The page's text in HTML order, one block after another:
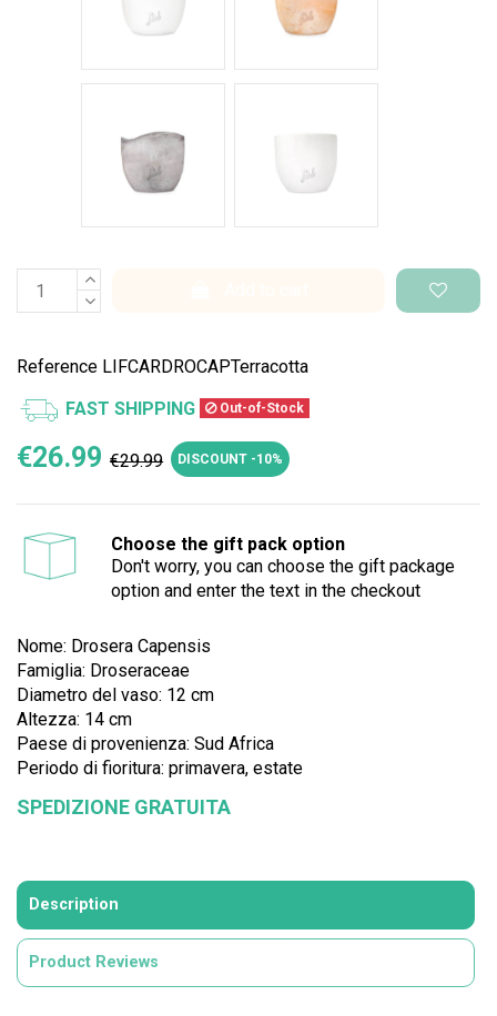
Reference LIFCARDROCAPTerracotta
FAST SHIPPING Out-of-Stock
€26.99 €29.99 DISCOUNT -10%
Choose the gift pack option
Don't worry, you can choose the gift package
option and enter the text in the checkout
Nome: Drosera Capensis
Famiglia: Droseraceae
Diametro del vaso: 12 cm
Altezza: 14 cm
Paese di provenienza: Sud Africa
Periodo di fioritura: primavera, estate
SPEDIZIONE GRATUITA
Description
Product Reviews